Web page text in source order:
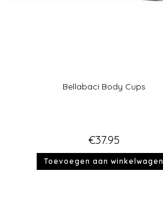
Bellabaci Body Cups
€37.95
Toevoegen aan winkelwagen